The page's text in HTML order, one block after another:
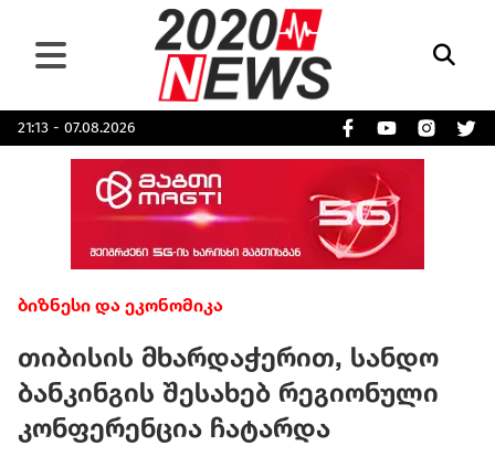
21:13 - 07.08.2026
ბიზნესი და ეკონომიკა
თიბისის მხარდაჭერით, სანდო
ბანკინგის შესახებ რეგიონული
კონფერენცია ჩატარდა